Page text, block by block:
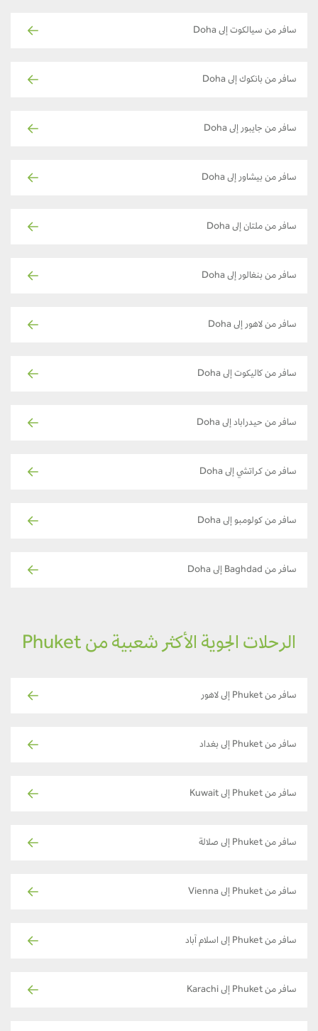
سافر من سيالكوت إلى Doha
سافر من بانكوك إلى Doha
سافر من جايبور إلى Doha
سافر من بيشاور إلى Doha
سافر من ملتان إلى Doha
سافر من بنغالور إلى Doha
سافر من لاهور إلى Doha
سافر من كاليكوت إلى Doha
سافر من حيدراباد إلى Doha
سافر من كراتشي إلى Doha
سافر من كولومبو إلى Doha
سافر من Baghdad إلى Doha
الرحلات الجوية الأكثر شعبية من Phuket
سافر من Phuket إلى لاهور
سافر من Phuket إلى بغداد
سافر من Phuket إلى Kuwait
سافر من Phuket إلى صلالة
سافر من Phuket إلى Vienna
سافر من Phuket إلى اسلام آباد
سافر من Phuket إلى Karachi